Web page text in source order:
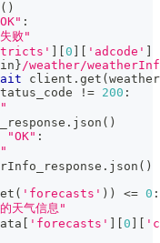
( )
:
败"
0 'adcode'
}/weather/
client . get (
!= 200 :
. json ( )
"OK" :
. json ( )
( 'forecasts' ) ) <= 0 :
天气信息"
'forecasts' 0